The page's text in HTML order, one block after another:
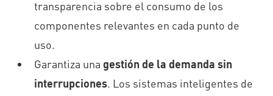
transparencia sobre el consumo de los
componentes relevantes en cada punto de
uso.
Garantiza una gestión de la demanda sin
interrupciones. Los sistemas inteligentes de